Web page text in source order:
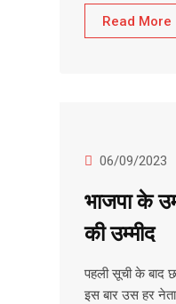
Read More
06/09/2023
भाजपा के
की उम्मीद
पहली सूची के बाद
इस बार उस हर